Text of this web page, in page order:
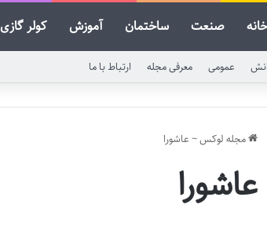
صنعت ساختمان آموزش کولر گازی
عمومی معرفی مجله ارتباط با ما
مجله لوکس~ عاشورا
عاشورا